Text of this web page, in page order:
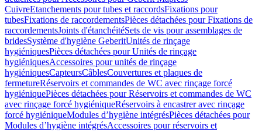
CuivreEtanchements pour tubes et raccordsFixations pour
tubesFixations de raccordementsPièces détachées pour Fixations de
raccordementsJoints d'étanchéitéSets de vis pour assemblages de
bridesSystème d'hygiène GeberitUnités de rinçage
hygiéniquesPièces détachées pour Unités de rinçage
hygiéniquesAccessoires pour unités de rinçage
hygiéniquesCapteursCâblesCouvertures et plaques de
fermetureRéservoirs et commandes de WC avec rinçage forcé
hygiéniquePièces détachées pour Réservoirs et commandes de WC
avec rinçage forcé hygiéniqueRéservoirs à encastrer avec rinçage
forcé hygiéniqueModules d’hygiène intégrésPièces détachées pour
Modules d’hygiène intégrésAccessoires pour réservoirs et